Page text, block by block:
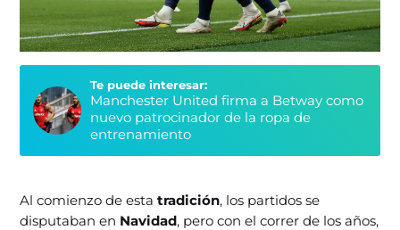
Te puede interesar:
Manchester United firma a Betway como
nuevo patrocinador de la ropa de
entrenamiento
Al comienzo de estatradición, los partidos se
disputaban en Navidad, pero con el correr de los años,